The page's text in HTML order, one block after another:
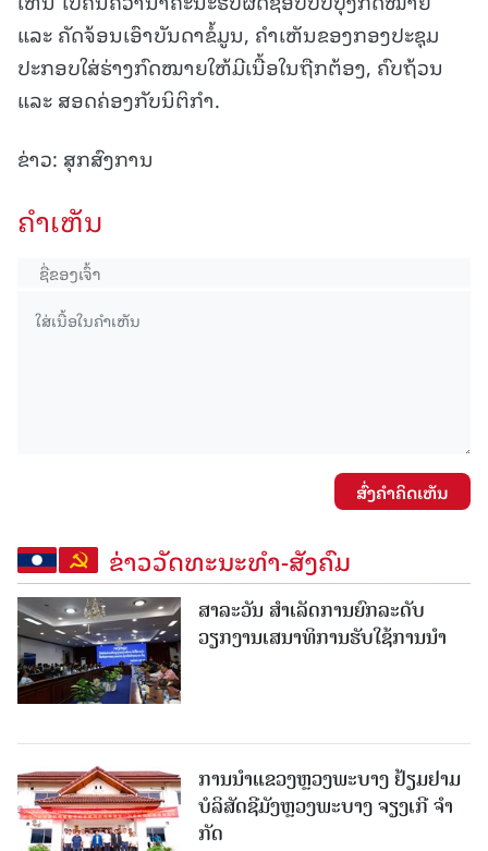
ແລະ ຄັດຈ້ອນເອົາບັນດາຂໍ້ມູນ, ຄຳເຫັນຂອງກອງປະຊຸມ
ປະກອບໃສ່ຮ່າງກົດໝາຍໃຫ້ມີເນື້ອໃນຖືກຕ້ອງ, ຄົບຖ້ວນ
ແລະ ສອດຄ່ອງກັບນິຕິກຳ.
ຂ່າວ: ສຸກສົງການ
ຄໍາເຫັນ
ສົ່ງຄໍາຄິດເຫັນ
ຂ່າວວັດທະນະທຳ-ສັງຄົມ
ສາລະວັນ ສໍາເລັດການຍົກລະດັບ
ວຽກງານເສນາທິການຮັບໃຊ້ການນໍາ
ການນຳແຂວງຫຼວງພະບາງ ຢ້ຽມ​ຢາມ
ບໍ​ລິ​ສັດຊີມັງຫຼວງພະບາງ ຈຽງເກີ ຈໍາ
ກັດ